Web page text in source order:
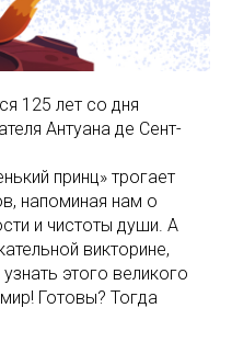
125 лет со дня
Антуана де Сент-
принц» трогает
напоминая нам о
и чистоты души. А
викторине,
этого великого
Готовы? Тогда